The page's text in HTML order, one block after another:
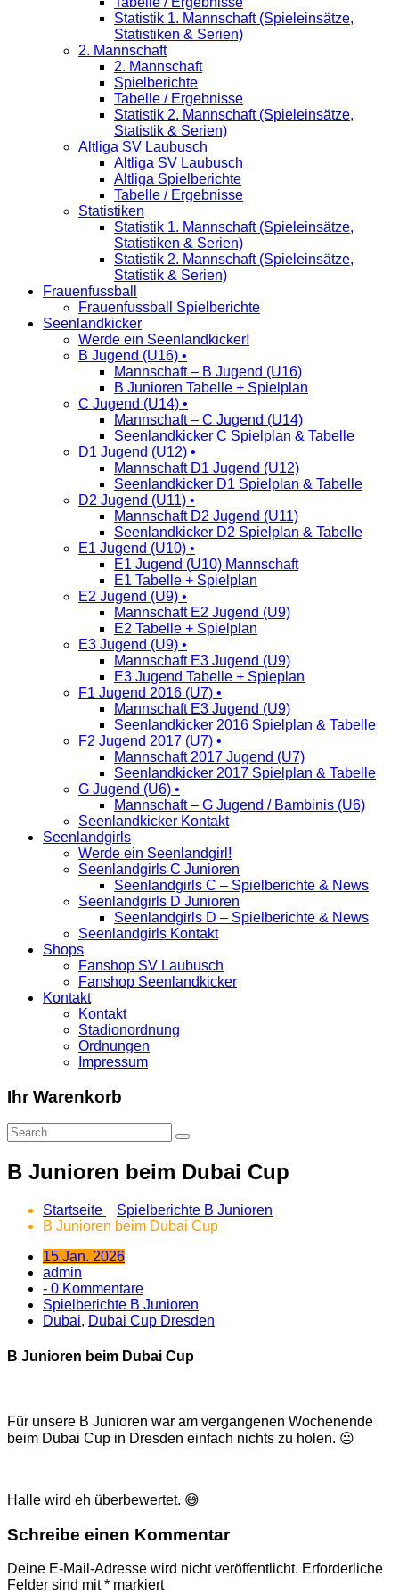
Statistik 1. Mannschaft (Spieleinsätze,
Statistiken & Serien)
2. Mannschaft
2. Mannschaft
Spielberichte
Tabelle / Ergebnisse
Statistik 2. Mannschaft (Spieleinsätze,
Statistik & Serien)
Altliga SV Laubusch
Altliga SV Laubusch
Altliga Spielberichte
Tabelle / Ergebnisse
Statistiken
Statistik 1. Mannschaft (Spieleinsätze,
Statistiken & Serien)
Statistik 2. Mannschaft (Spieleinsätze,
Statistik & Serien)
Frauenfussball
Frauenfussball Spielberichte
Seenlandkicker
Werde ein Seenlandkicker!
B Jugend (U16) •
Mannschaft – B Jugend (U16)
B Junioren Tabelle + Spielplan
C Jugend (U14) •
Mannschaft – C Jugend (U14)
Seenlandkicker C Spielplan & Tabelle
D1 Jugend (U12) •
Mannschaft D1 Jugend (U12)
Seenlandkicker D1 Spielplan & Tabelle
D2 Jugend (U11) •
Mannschaft D2 Jugend (U11)
Seenlandkicker D2 Spielplan & Tabelle
E1 Jugend (U10) •
E1 Jugend (U10) Mannschaft
E1 Tabelle + Spielplan
E2 Jugend (U9) •
Mannschaft E2 Jugend (U9)
E2 Tabelle + Spielplan
E3 Jugend (U9) •
Mannschaft E3 Jugend (U9)
E3 Jugend Tabelle + Spieplan
F1 Jugend 2016 (U7) •
Mannschaft E3 Jugend (U9)
Seenlandkicker 2016 Spielplan & Tabelle
F2 Jugend 2017 (U7) •
Mannschaft 2017 Jugend (U7)
Seenlandkicker 2017 Spielplan & Tabelle
G Jugend (U6) •
Mannschaft – G Jugend / Bambinis (U6)
Seenlandkicker Kontakt
Seenlandgirls
Werde ein Seenlandgirl!
Seenlandgirls C Junioren
Seenlandgirls C – Spielberichte & News
Seenlandgirls D Junioren
Seenlandgirls D – Spielberichte & News
Seenlandgirls Kontakt
Shops
Fanshop SV Laubusch
Fanshop Seenlandkicker
Kontakt
Kontakt
Stadionordnung
Ordnungen
Impressum
Ihr Warenkorb
B Junioren beim Dubai Cup
Startseite
Spielberichte B Junioren
B Junioren beim Dubai Cup
15 Jan. 2026
admin
- 0 Kommentare
Spielberichte B Junioren
Dubai, Dubai Cup Dresden
B Junioren beim Dubai Cup
Für unsere B Junioren war am vergangenen Wochenende
beim Dubai Cup in Dresden einfach nichts zu holen. 😐
Halle wird eh überbewertet. 😅
Schreibe einen Kommentar
Deine E-Mail-Adresse wird nicht veröffentlicht. Erforderliche
Felder sind mit* markiert